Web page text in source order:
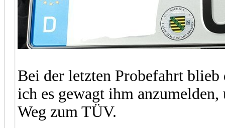
Bei der letzten Probefahrt blieb
ich es gewagt ihm
Weg zum TÜV.